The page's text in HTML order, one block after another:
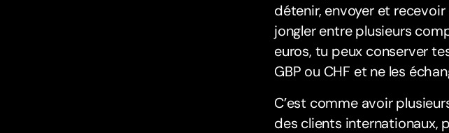
détenir, envoyer et
jongler entre plusieurs
euros, tu peux conserver
GBP ou CHF et ne les
C’est comme avoir
des clients internationaux,